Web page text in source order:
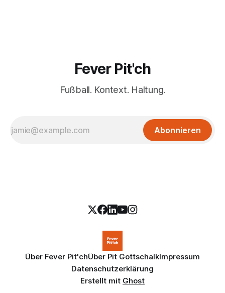
Fever Pit'ch
Fußball. Kontext. Haltung.
Abonnieren
Über Fever Pit'chÜber Pit GottschalkImpressum
Datenschutzerklärung
Erstellt mit Ghost